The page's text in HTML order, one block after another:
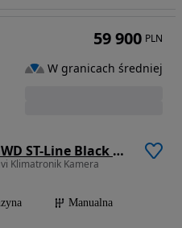
Ford Kuga 1.5 EcoBoost FWD ST-Line Black ASS GPF
Klimatronik Kamera
Manualna
59 900 PLN
W granicach średniej